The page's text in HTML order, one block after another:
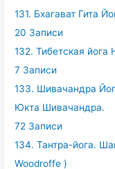
131. Бхагават Гита
20 Записи
132. Тибетская йога
7 Записи
133. Шивачандра
Юкта Шивачандра.
72 Записи
134. Тантра-йога.
Woodroffe )